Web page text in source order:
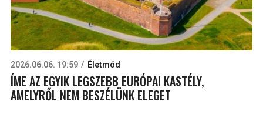
2026.06.06. 19:59 Életmód
ÍME AZ EGYIK LEGSZEBB EURÓPAI KASTÉLY,
AMELYRŐL NEM BESZÉLÜNK ELEGET